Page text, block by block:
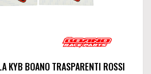
KYB BOANO TRASPARENTI ROSSI